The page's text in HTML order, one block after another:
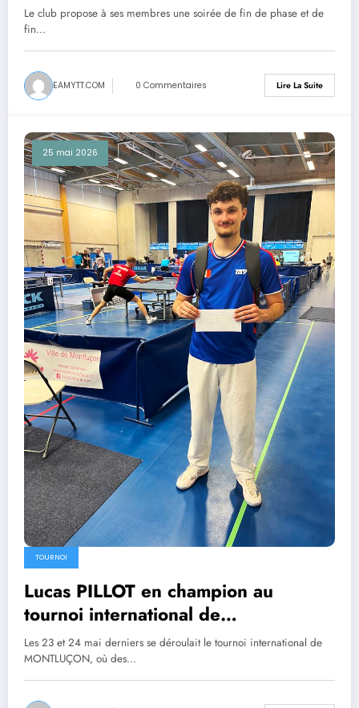
ouvertes
Le club propose à ses membres une soirée de fin de phase et de
fin…
EAMYTT.COM 0 Commentaires Lire La Suite
25 mai 2026
TOURNOI
Lucas PILLOT en champion au
tournoi international de
MONTLUÇON !
Les 23 et 24 mai derniers se déroulait le tournoi international de
MONTLUÇON, où des…